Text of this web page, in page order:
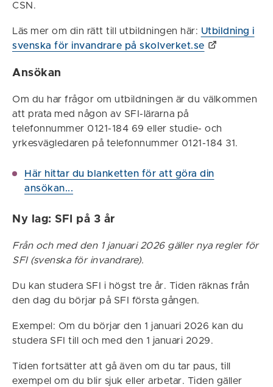
CSN.
Läs mer om din rätt till utbildningen här: Utbildning i
svenska för invandrare på skolverket.se
Ansökan
Om du har frågor om utbildningen är du välkommen
att prata med någon av SFI-lärarna på
telefonnummer 0121-184 69 eller studie- och
yrkesvägledaren på telefonnummer 0121-184 31.
Här hittar du blanketten för att göra din
ansökan...
Ny lag: SFI på 3 år
Från och med den 1 januari 2026 gäller nya regler för
SFI (svenska för invandrare).
Du kan studera SFI i högst tre år. Tiden räknas från
den dag du börjar på SFI första gången.
Exempel: Om du börjar den 1 januari 2026 kan du
studera SFI till och med den 1 januari 2029.
Tiden fortsätter att gå även om du tar paus, till
exempel om du blir sjuk eller arbetar. Tiden gäller